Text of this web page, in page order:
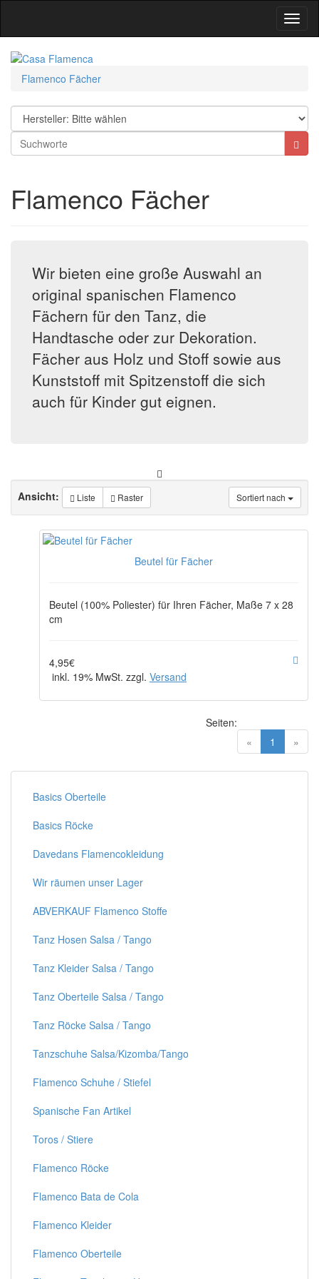
Flamenco Fächer
Flamenco Fächer
Wir bieten eine große Auswahl an
original spanischen Flamenco
Fächern für den Tanz, die
Handtasche oder zur Dekoration.
Fächer aus Holz und Stoff sowie aus
Kunststoff mit Spitzenstoff die sich
auch für Kinder gut eignen.
Ansicht: Liste Raster Sortiert nach
Beutel für Fächer
Beutel (100% Poliester) für Ihren Fächer, Maße 7 x 28
cm
4,95€
inkl. 19% MwSt. zzgl. Versand
« 1 (current)
»
Seiten:
Basics Oberteile
Basics Röcke
Davedans Flamencokleidung
Wir räumen unser Lager
ABVERKAUF Flamenco Stoffe
Tanz Hosen Salsa / Tango
Tanz Kleider Salsa / Tango
Tanz Oberteile Salsa / Tango
Tanz Röcke Salsa / Tango
Tanzschuhe Salsa/Kizomba/Tango
Flamenco Schuhe / Stiefel
Spanische Fan Artikel
Toros / Stiere
Flamenco Röcke
Flamenco Bata de Cola
Flamenco Kleider
Flamenco Oberteile